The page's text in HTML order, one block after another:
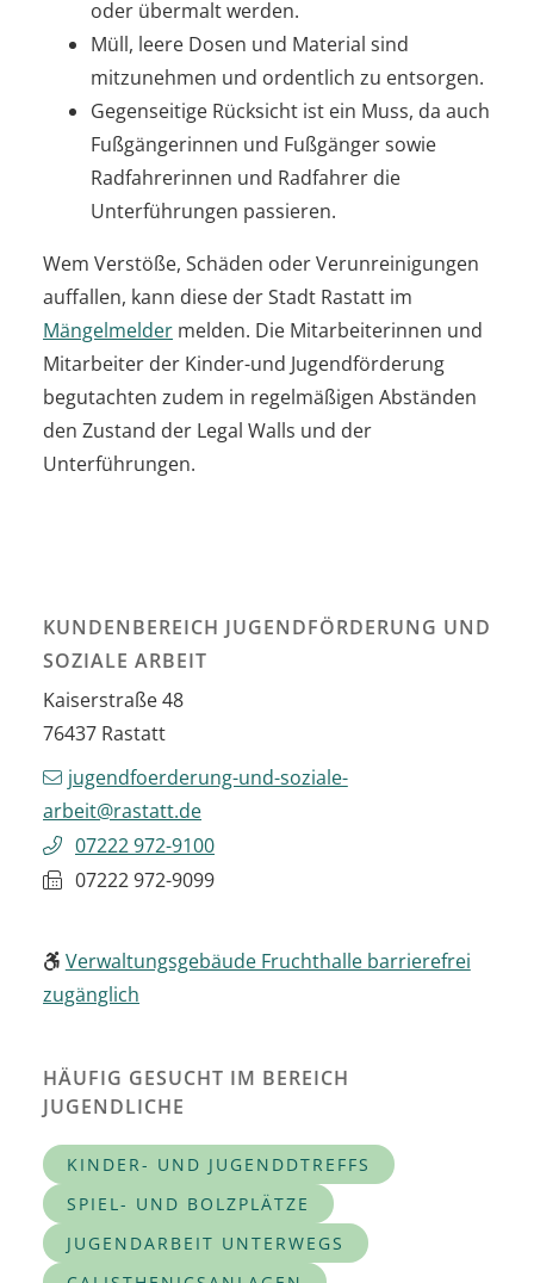
oder übermalt werden.
Müll, leere Dosen und Material sind
mitzunehmen und ordentlich zu entsorgen.
Gegenseitige Rücksicht ist ein Muss, da auch
Fußgängerinnen und Fußgänger sowie
Radfahrerinnen und Radfahrer die
Unterführungen passieren.
Wem Verstöße, Schäden oder Verunreinigungen
auffallen, kann diese der Stadt Rastatt im
Mängelmelder melden. Die Mitarbeiterinnen und
Mitarbeiter der Kinder-und Jugendförderung
begutachten zudem in regelmäßigen Abständen
den Zustand der Legal Walls und der
Unterführungen.
KUNDENBEREICH JUGENDFÖRDERUNG UND
SOZIALE ARBEIT
Kaiserstraße 48
76437 Rastatt
jugendfoerderung-und-soziale-
arbeit@rastatt.de
07222 972-9100
07222 972-9099
Verwaltungsgebäude Fruchthalle barrierefrei
zugänglich
HÄUFIG GESUCHT IM BEREICH
JUGENDLICHE
KINDER- UND JUGENDDTREFFS
SPIEL- UND BOLZPLÄTZE
JUGENDARBEIT UNTERWEGS